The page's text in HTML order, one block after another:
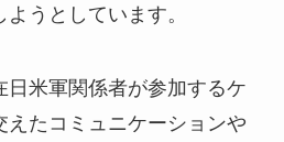
うとしています。
日米軍関係者が参加するケ
えたコミュニケーションや